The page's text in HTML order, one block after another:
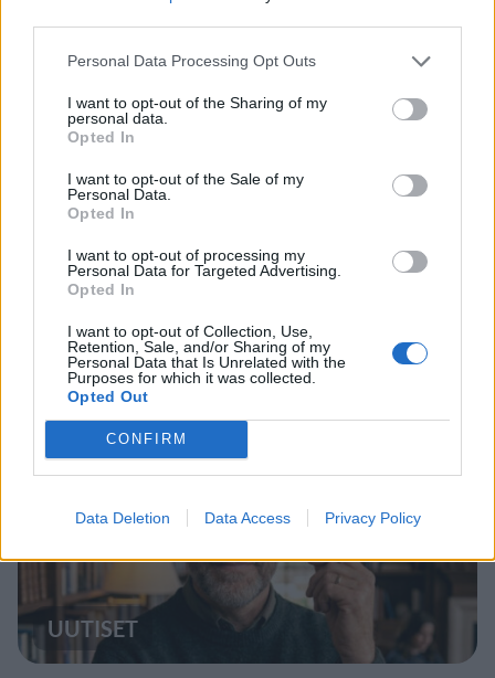
Personal Data Processing Opt Outs
I want to opt-out of the Sharing of my
personal data.
Opted In
I want to opt-out of the Sale of my
Personal Data.
Opted In
I want to opt-out of processing my
Personal Data for Targeted Advertising.
Opted In
I want to opt-out of Collection, Use,
Retention, Sale, and/or Sharing of my
Personal Data that Is Unrelated with the
Purposes for which it was collected.
Opted Out
CONFIRM
Data Deletion Data Access Privacy Policy
Staran luetuimmat
1
UUTISET